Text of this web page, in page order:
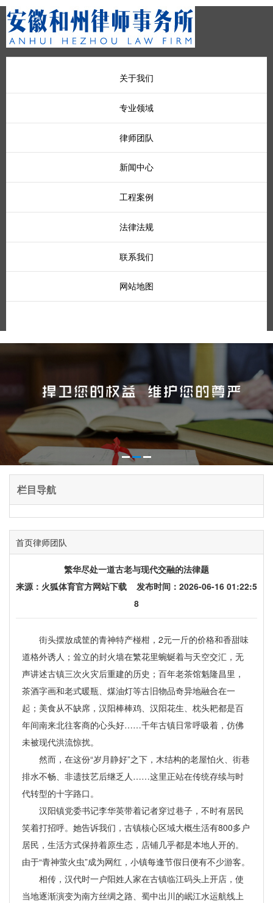
关于我们
专业领域
律师团队
新闻中心
工程案例
法律法规
联系我们
网站地图
栏目导航
首页律师团队
繁华尽处一道古老与现代交融的法律题
来源： 火狐体育官方网站下载 发布时间：2026-06-16 01:22:5
8
街头摆放成筐的青神特产椪柑，2元一斤的价格和香甜味
道格外诱人；耸立的封火墙在繁花里蜿蜒着与天空交汇，无
声讲述古镇三次火灾后重建的历史；百年老茶馆魁隆昌里，
茶酒字画和老式暖瓶、煤油灯等古旧物品奇异地融合在一
起；美食从不缺席，汉阳棒棒鸡、汉阳花生、枕头耙都是百
年间南来北往客商的心头好……千年古镇日常呼吸着，仿佛
未被现代洪流惊扰。
然而，在这份“岁月静好”之下，木结构的老屋怕火、街巷
排水不畅、非遗技艺后继乏人……这里正站在传统存续与时
代转型的十字路口。
汉阳镇党委书记李华英带着记者穿过巷子，不时有居民
笑着打招呼。她告诉我们，古镇核心区域大概生活有800多户
居民，生活方式保持着原生态，店铺几乎都是本地人开的。
由于“青神萤火虫”成为网红，小镇每逢节假日便有不少游客。
相传，汉代时一户阳姓人家在古镇临江码头上开店，使
当地逐渐演变为南方丝绸之路、蜀中出川的岷江水运航线上